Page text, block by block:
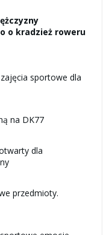
o kradzież roweru
sportowe dla
na DK77
dla
przedmioty.